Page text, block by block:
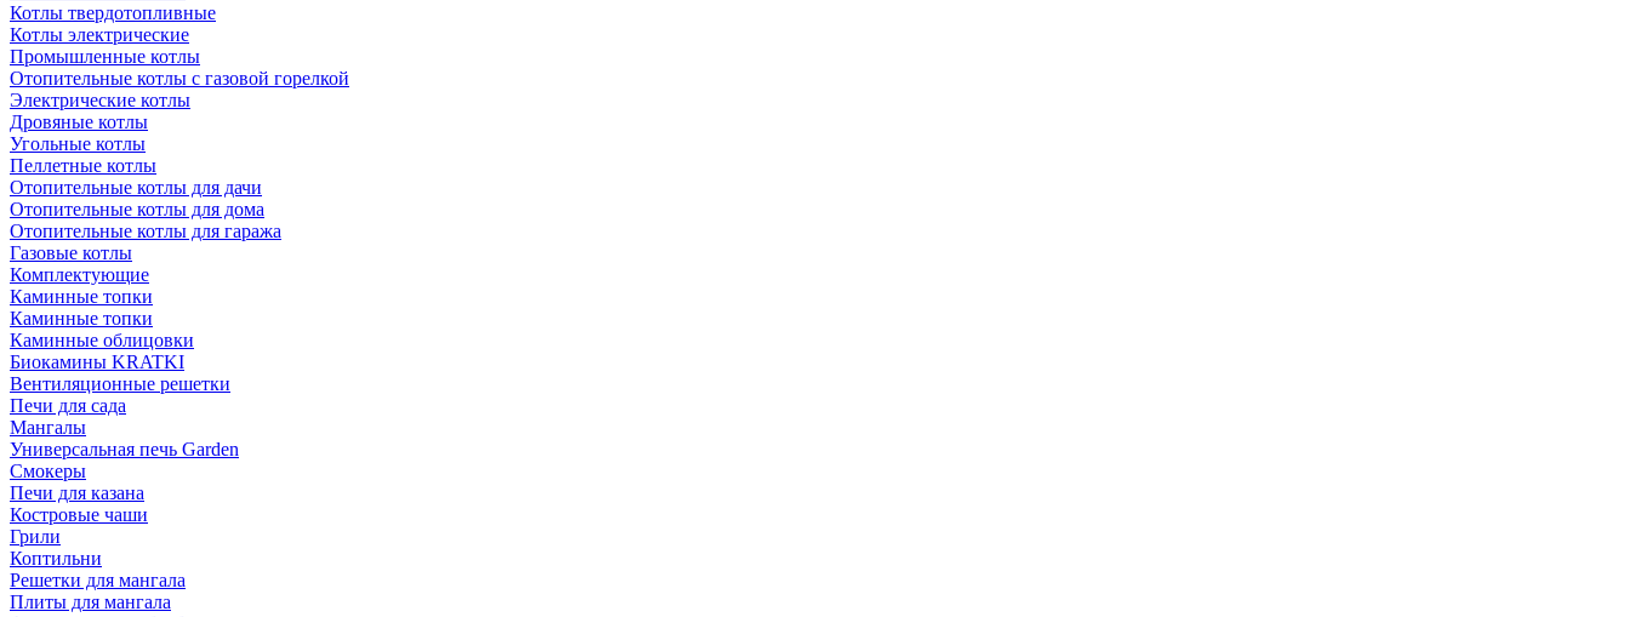
Котлы твердотопливные
Котлы электрические
Промышленные котлы
Отопительные котлы с газовой горелкой
Электрические котлы
Дровяные котлы
Угольные котлы
Пеллетные котлы
Отопительные котлы для дачи
Отопительные котлы для дома
Отопительные котлы для гаража
Газовые котлы
Комплектующие
Каминные топки
Каминные топки
Каминные облицовки
Биокамины KRATKI
Вентиляционные решетки
Печи для сада
Мангалы
Универсальная печь Garden
Смокеры
Печи для казана
Костровые чаши
Грили
Коптильни
Решетки для мангала
Плиты для мангала